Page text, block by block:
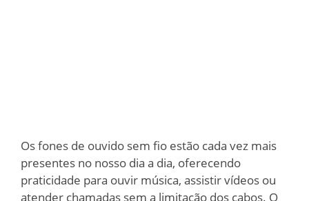
Os fones de ouvido sem fio estão cada vez mais
presentes no nosso dia a dia, oferecendo
praticidade para ouvir música, assistir vídeos ou
atender chamadas sem a limitação dos cabos. O